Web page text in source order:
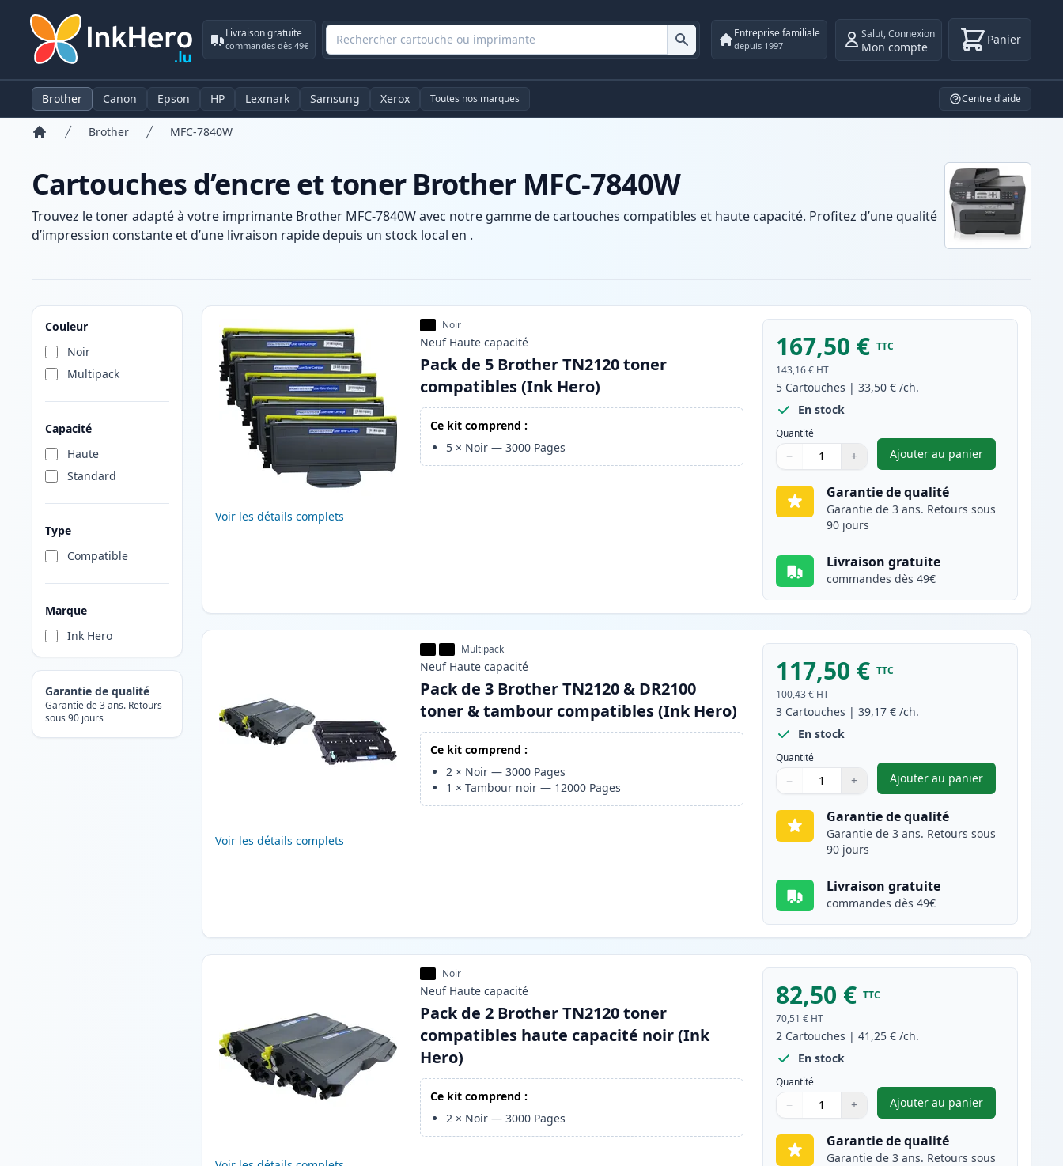
Livraison gratuite
commandes dès 49€
Entreprise familiale
depuis 1997
Salut,Connexion
Mon compte Panier
Brother Canon Epson HP Lexmark Samsung Xerox Toutes nos marques Centre d'aide
Brother MFC-7840W
Cartouches d’encre et toner Brother MFC-7840W
Trouvez le toner adapté à votre imprimante Brother MFC-7840W avec notre gamme de cartouches compatibles et haute capacité. Profitez d’une qualité
d’impression constante et d’une livraison rapide depuis un stock local en .
Couleur
Noir
Multipack
Capacité
Haute
Standard
Type
Compatible
Marque
Ink Hero
Garantie de qualité
Garantie de 3 ans. Retours
sous 90 jours
Produits
Voir les détails complets
Noir
Neuf Haute capacité
Pack de 5 Brother TN2120 toner
compatibles (Ink Hero)
Ce kit comprend :
5 × Noir —3000 Pages
167,50 € TTC
143,16 € HT
5 Cartouches |33,50 € /ch.
En stock
Quantité
Quantité
Utilisez les boutons pour ajuster
− +
Quantité
Ajouter au panier
,Pack de 5 Brother
Garantie de qualité
Garantie de 3 ans. Retours sous
90 jours
Livraison gratuite
commandes dès 49€
Voir les détails complets
Multipack
Neuf Haute capacité
Pack de 3 Brother TN2120 & DR2100
toner & tambour compatibles (Ink Hero)
Ce kit comprend :
2 × Noir —3000 Pages
1 ×Tambour noir — 12000 Pages
117,50 € TTC
100,43 € HT
3 Cartouches |39,17 € /ch.
En stock
Quantité
Quantité
Utilisez les boutons pour ajuster
− +
Quantité
Ajouter au panier
,Pack de 3 Brother
Garantie de qualité
Garantie de 3 ans. Retours sous
90 jours
Livraison gratuite
commandes dès 49€
Noir
Neuf Haute capacité
Pack de 2 Brother TN2120 toner
compatibles haute capacité noir (Ink
Hero)
Ce kit comprend :
2 × Noir —3000 Pages
82,50 € TTC
70,51 € HT
2 Cartouches |41,25 € /ch.
En stock
Quantité
Quantité
Utilisez les boutons pour ajuster
− +
Quantité
Ajouter au panier
,Pack de 2 Brother
Garantie de qualité
Garantie de 3 ans. Retours sous